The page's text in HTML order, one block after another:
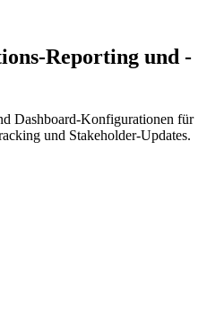
Reporting und -
Dashboard-Konfigurationen für
und Stakeholder-Updates.